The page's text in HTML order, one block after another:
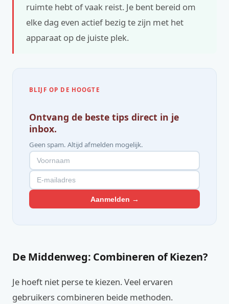
ruimte hebt of vaak reist. Je bent bereid om
elke dag even actief bezig te zijn met het
apparaat op de juiste plek.
BLIJF OP DE HOOGTE
Ontvang de beste tips direct in je
inbox.
Geen spam. Altijd afmelden mogelijk.
Aanmelden →
De Middenweg: Combineren of Kiezen?
Je hoeft niet perse te kiezen. Veel ervaren
gebruikers combineren beide methoden.